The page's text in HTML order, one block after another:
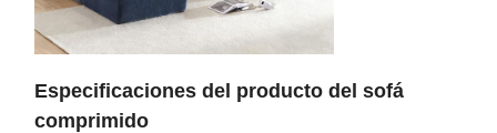
Especificaciones del producto del sofá
comprimido